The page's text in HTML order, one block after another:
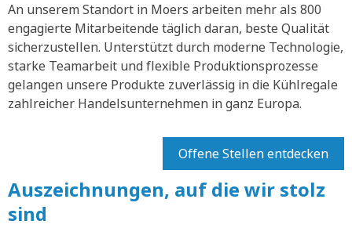
An unserem Standort in Moers arbeiten mehr als 800
engagierte Mitarbeitende täglich daran, beste Qualität
sicherzustellen. Unterstützt durch moderne Technologie,
starke Teamarbeit und flexible Produktionsprozesse
gelangen unsere Produkte zuverlässig in die Kühlregale
zahlreicher Handelsunternehmen in ganz Europa.
Offene Stellen entdecken
Auszeichnungen, auf die wir stolz
sind